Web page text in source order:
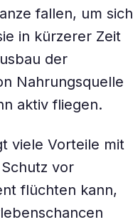
fallen, um sich
in kürzerer Zeit
der
Nahrungsquelle
aktiv fliegen.
viele Vorteile mit
vor
flüchten kann,